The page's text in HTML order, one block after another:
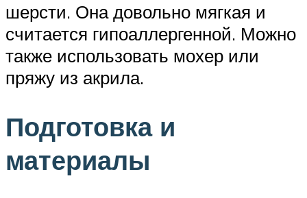
шерсти. Она довольно мягкая и
считается гипоаллергенной. Можно
также использовать мохер или
пряжу из акрила.
Подготовка и
материалы